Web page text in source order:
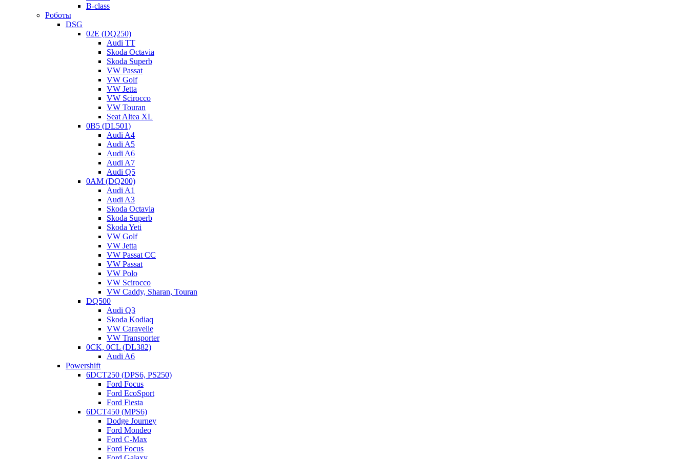
B-class
Роботы
DSG
02E (DQ250)
Audi TT
Skoda Octavia
Skoda Superb
VW Passat
VW Golf
VW Jetta
VW Scirocco
VW Touran
Seat Altea XL
0B5 (DL501)
Audi A4
Audi A5
Audi A6
Audi A7
Audi Q5
0AM (DQ200)
Audi A1
Audi A3
Skoda Octavia
Skoda Superb
Skoda Yeti
VW Golf
VW Jetta
VW Passat CC
VW Passat
VW Polo
VW Scirocco
VW Caddy, Sharan, Touran
DQ500
Audi Q3
Skoda Kodiaq
VW Caravelle
VW Transporter
0CK, 0CL (DL382)
Audi A6
Powershift
6DCT250 (DPS6, PS250)
Ford Focus
Ford EcoSport
Ford Fiesta
6DCT450 (MPS6)
Dodge Journey
Ford Mondeo
Ford C-Max
Ford Focus
© 2026 Ремонт и диагностика АКПП. Ремонт АКПП | ремонт коробок автомат | диагностика акпп